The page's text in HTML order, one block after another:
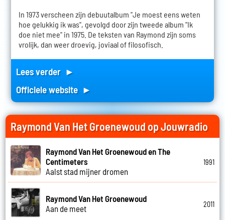
In 1973 verscheen zijn debuutalbum "Je moest eens weten
hoe gelukkig ik was", gevolgd door zijn tweede album "Ik
doe niet mee" in 1975. De teksten van Raymond zijn soms
vrolijk, dan weer droevig, joviaal of filosofisch.
Lees verder ►
Officiele website ►
Raymond Van Het Groenewoud op Jouwradio
Raymond Van Het Groenewoud en The
Centimeters
Aalst stad mijner dromen
1991
Raymond Van Het Groenewoud
Aan de meet
2011